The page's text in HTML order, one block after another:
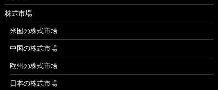
株式市場
米国の株式市場
中国の株式市場
欧州の株式市場
日本の株式市場